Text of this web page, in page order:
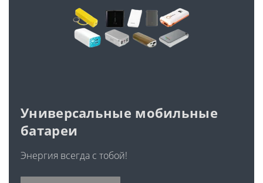
Универсальные мобильные
батареи
Энергия всегда с тобой!